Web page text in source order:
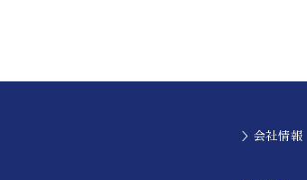
＞会社情報